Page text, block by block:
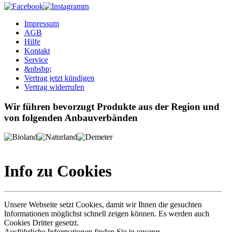
Impressum
AGB
Hilfe
Kontakt
Service
&nbsbp;
Vertrag jetzt kündigen
Vertrag widerrufen
Wir führen bevorzugt Produkte aus der Region und
von folgenden Anbauverbänden
Info zu Cookies
Unsere Webseite setzt Cookies, damit wir Ihnen die gesuchten
Informationen möglichst schnell zeigen können. Es werden auch
Cookies Dritter gesetzt.